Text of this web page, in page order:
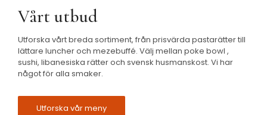
Vårt utbud
Utforska vårt breda sortiment, från prisvärda pastarätter till
lättare luncher och mezebuffé. Välj mellan poke bowl ,
sushi, libanesiska rätter och svensk husmanskost. Vi har
något för alla smaker.
Utforska vår meny